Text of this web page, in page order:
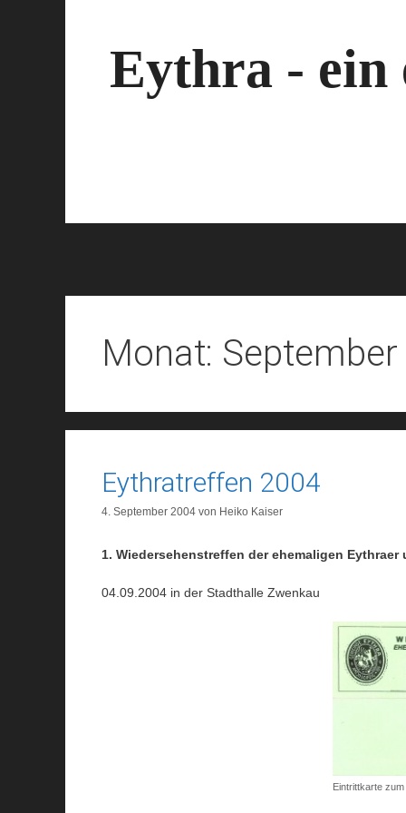
Eythra - ein
Monat:
Eythratreffen 2004
4. September 2004 von Heiko Kaiser
1. Wiedersehenstreffen der ehemaligen
04.09.2004 in der Stadthalle Zwenkau
Eintrittkarte